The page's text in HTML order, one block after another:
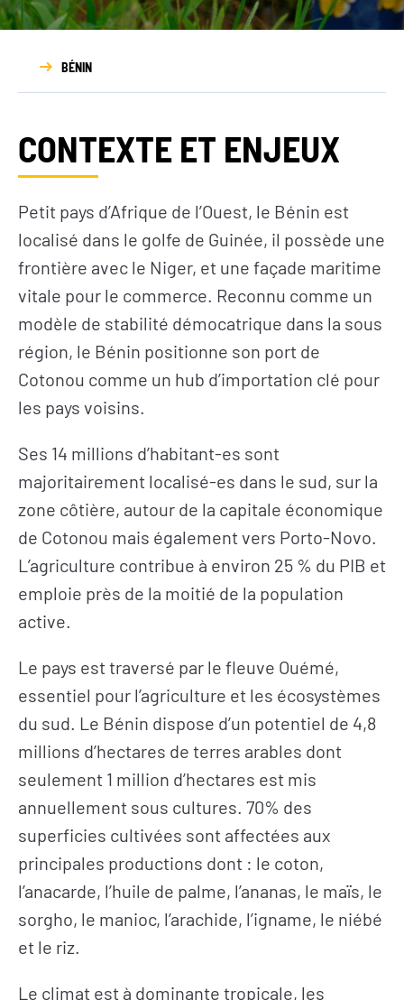
Rapport
BÉNIN
CONTEXTE ET ENJEUX
Petit pays d’Afrique de l’Ouest, le Bénin est
localisé dans le golfe de Guinée, il possède une
frontière avec le Niger, et une façade maritime
vitale pour le commerce. Reconnu comme un
modèle de stabilité démocatrique dans la sous
région, le Bénin positionne son port de
Cotonou comme un hub d’importation clé pour
les pays voisins.
Ses 14 millions d’habitant-es sont
majoritairement localisé-es dans le sud, sur la
zone côtière, autour de la capitale économique
de Cotonou mais également vers Porto-Novo.
L’agriculture contribue à environ 25 % du PIB et
emploie près de la moitié de la population
active.
Le pays est traversé par le fleuve Ouémé,
essentiel pour l’agriculture et les écosystèmes
du sud. Le Bénin dispose d’un potentiel de 4,8
millions d’hectares de terres arables dont
seulement 1 million d’hectares est mis
annuellement sous cultures. 70% des
superficies cultivées sont affectées aux
principales productions dont : le coton,
l’anacarde, l’huile de palme, l’ananas, le maïs, le
sorgho, le manioc, l’arachide, l’igname, le niébé
et le riz.
Le climat est à dominante tropicale, les